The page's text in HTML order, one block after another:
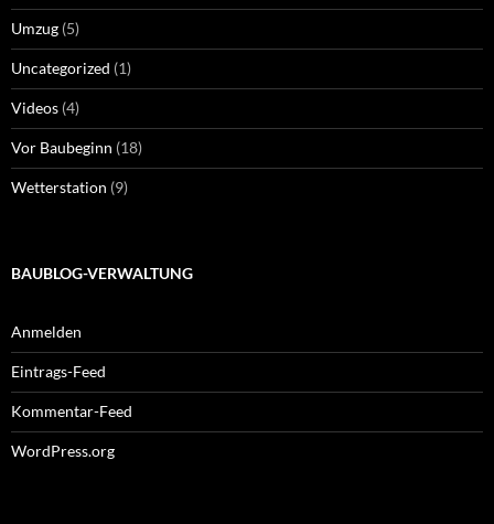
Umzug (5)
Uncategorized (1)
Videos (4)
Vor Baubeginn (18)
Wetterstation (9)
BAUBLOG-VERWALTUNG
Anmelden
Eintrags-Feed
Kommentar-Feed
WordPress.org